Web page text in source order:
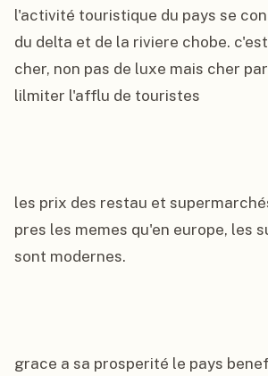
l'activité touristique du pays se
du delta et de la riviere chobe.
cher, non pas de luxe mais cher
lilmiter l'afflu de touristes
les prix des restau et
pres les memes qu'en europe, les
sont modernes.
grace a sa prosperité le pays